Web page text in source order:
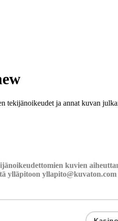
tekijänoikeudet ja annat kuvan
kuvien
ylläpitoon yllapito@kuvaton.com